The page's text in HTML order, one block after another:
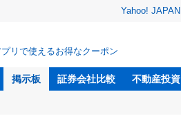
Yahoo! JAPAN
リで使えるお得なクーポン
掲示板 証券会社比較 不動産投資